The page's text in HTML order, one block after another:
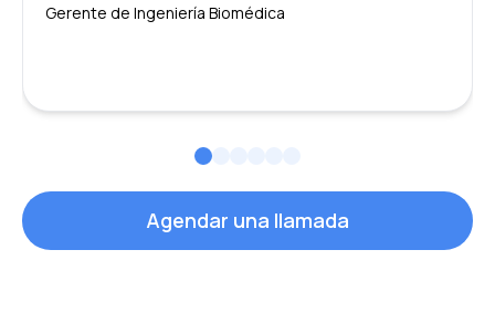
Gerente de Ingeniería Biomédica
Agendar una llamada